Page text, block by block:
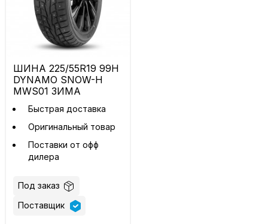
ШИНА 225/55R19 99H
DYNAMO SNOW-H
MWS01 ЗИМА
Быстрая доставка
Оригинальный товар
Поставки от офф
дилера
Под заказ
Поставщик